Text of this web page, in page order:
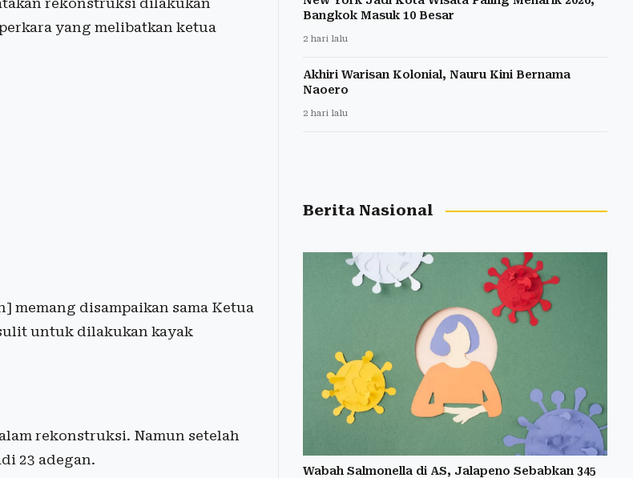
rekonstruksi dilakukan
yang melibatkan ketua
memang disampaikan sama Ketua
untuk dilakukan kayak
rekonstruksi. Namun setelah
23 adegan.
Bangkok Masuk 10 Besar
2 hari lalu
Akhiri Warisan Kolonial, Nauru Kini Bernama
Naoero
2 hari lalu
Berita Nasional
Wabah Salmonella di AS, Jalapeno Sebabkan 345